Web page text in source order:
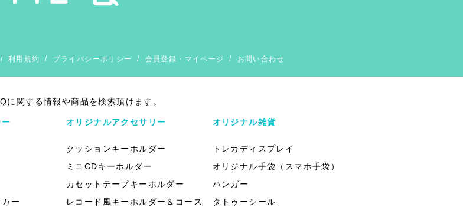
利用規約 / プライバシーポリシー / 会員登録・マイページ / お問い合わせ
に関する情報や商品を検索頂けます。
ー
オリジナルアクセサリー
クッションキーホルダー
ミニCDキーホルダー
カセットテープキーホルダー
レコード風キーホルダー＆コース
オリジナル雑貨
トレカディスプレイ
オリジナル手袋（スマホ手袋）
ハンガー
タトゥーシール